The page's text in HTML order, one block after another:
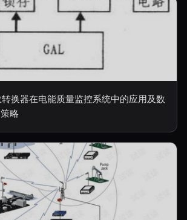
换器在电能质量监控系统中的应用及数
略